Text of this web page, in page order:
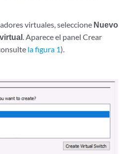
virtuales, seleccione Nuevo
. Aparece el panel Crear
la figura 1).